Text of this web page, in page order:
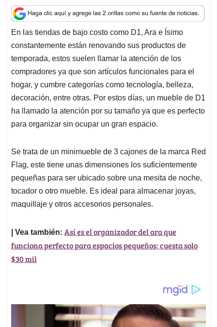
a
t
s
A
p
p
c
e
b
o
o
k
n
k
e
d
I
n
a
i
l
r
e
a
d
s
En las tiendas de bajo costo como D1, Ara e Ísimo
constantemente están renovando sus productos de
temporada, estos suelen llamar la atención de los
compradores ya que son artículos funcionales para el
hogar, y cumbre categorías como tecnología, belleza,
decoración, entre otras. Por estos días, un mueble de D1
ha llamado la atención por su tamaño ya que es perfecto
para organizar sin ocupar un gran espacio.
Se trata de un minimueble de 3 cajones de la marca Red
Flag, este tiene unas dimensiones los suficientemente
pequeñas para ser ubicado sobre una mesita de noche,
tocador o otro mueble. Es ideal para almacenar joyas,
maquillaje y otros accesorios personales.
| Vea también: Así es el organizador del ara que
funciona perfecto para espacios pequeños; cuesta solo
$30 mil